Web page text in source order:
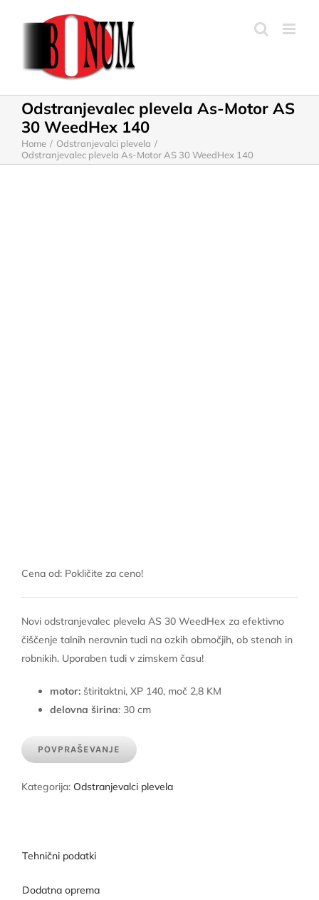
Odstranjevalec plevela As-Motor AS
30 WeedHex 140
Home
Odstranjevalci plevela
Odstranjevalec plevela As-Motor AS 30 WeedHex 140
Cena od: Pokličite za ceno!
Novi odstranjevalec plevela AS 30 WeedHex za efektivno
čiščenje talnih neravnin tudi na ozkih območjih, ob stenah in
robnikih. Uporaben tudi v zimskem času!
motor: štiritaktni, XP 140, moč 2,8 KM
delovna širina: 30 cm
POVPRAŠEVANJE
Kategorija: Odstranjevalci plevela
Tehnični podatki
Dodatna oprema